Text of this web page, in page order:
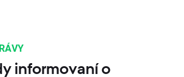
informovaní o